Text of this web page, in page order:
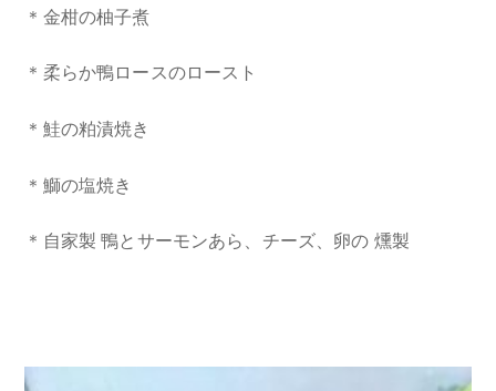
＊金柑の柚子煮
＊柔らか鴨ロースのロースト
＊鮭の粕漬焼き
＊鰤の塩焼き
＊自家製 鴨とサーモンあら、チーズ、卵の 燻製